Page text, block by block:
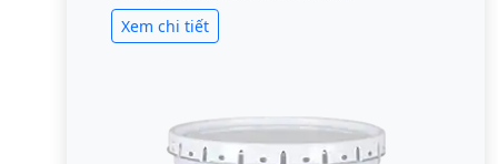
Xem chi tiết